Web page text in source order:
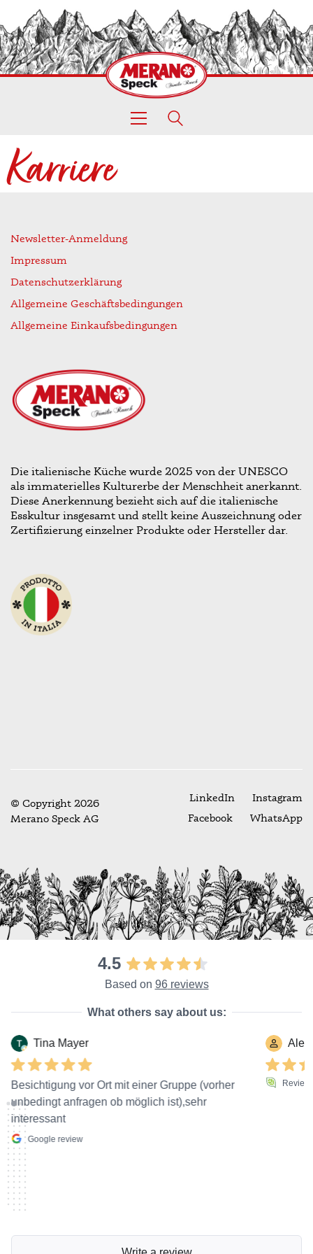
Karriere
Newsletter-Anmeldung
Impressum
Datenschutzerklärung
Allgemeine Geschäftsbedingungen
Allgemeine Einkaufsbedingungen
Die italienische Küche wurde 2025 von der UNESCO
als immaterielles Kulturerbe der Menschheit anerkannt.
Diese Anerkennung bezieht sich auf die italienische
Esskultur insgesamt und stellt keine Auszeichnung oder
Zertifizierung einzelner Produkte oder Hersteller dar.
LinkedIn
Instagram
Facebook
WhatsApp
© Copyright 2026
Merano Speck AG